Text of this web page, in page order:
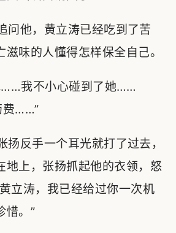
他，黄立涛已经吃到了苦
味的人懂得怎样保全自己。
我不小心碰到了她……
费……”
反手一个耳光就打了过去，
地上，张扬抓起他的衣领，怒
立涛，我已经给过你一次机
惜。”